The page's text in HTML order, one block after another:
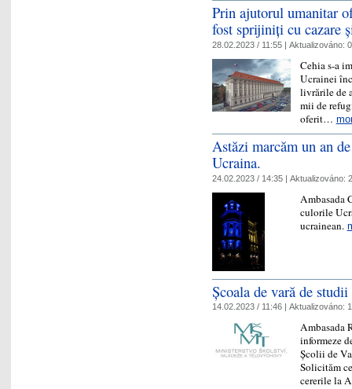
Prin ajutorul umanitar
fost sprijiniți cu cazare
28.02.2023 / 11:55 | Aktualizováno:
Cehia s-a
Ucrainei
livrările de
mii de
oferit…
Astăzi marcăm un an
Ucraina.
24.02.2023 / 14:35 | Aktualizováno:
Ambasada
culorile
ucrainean.
Școala de vară de studii
14.02.2023 / 11:46 | Aktualizováno:
Ambasada
informeze
Școlii de
Solicităm
cererile la